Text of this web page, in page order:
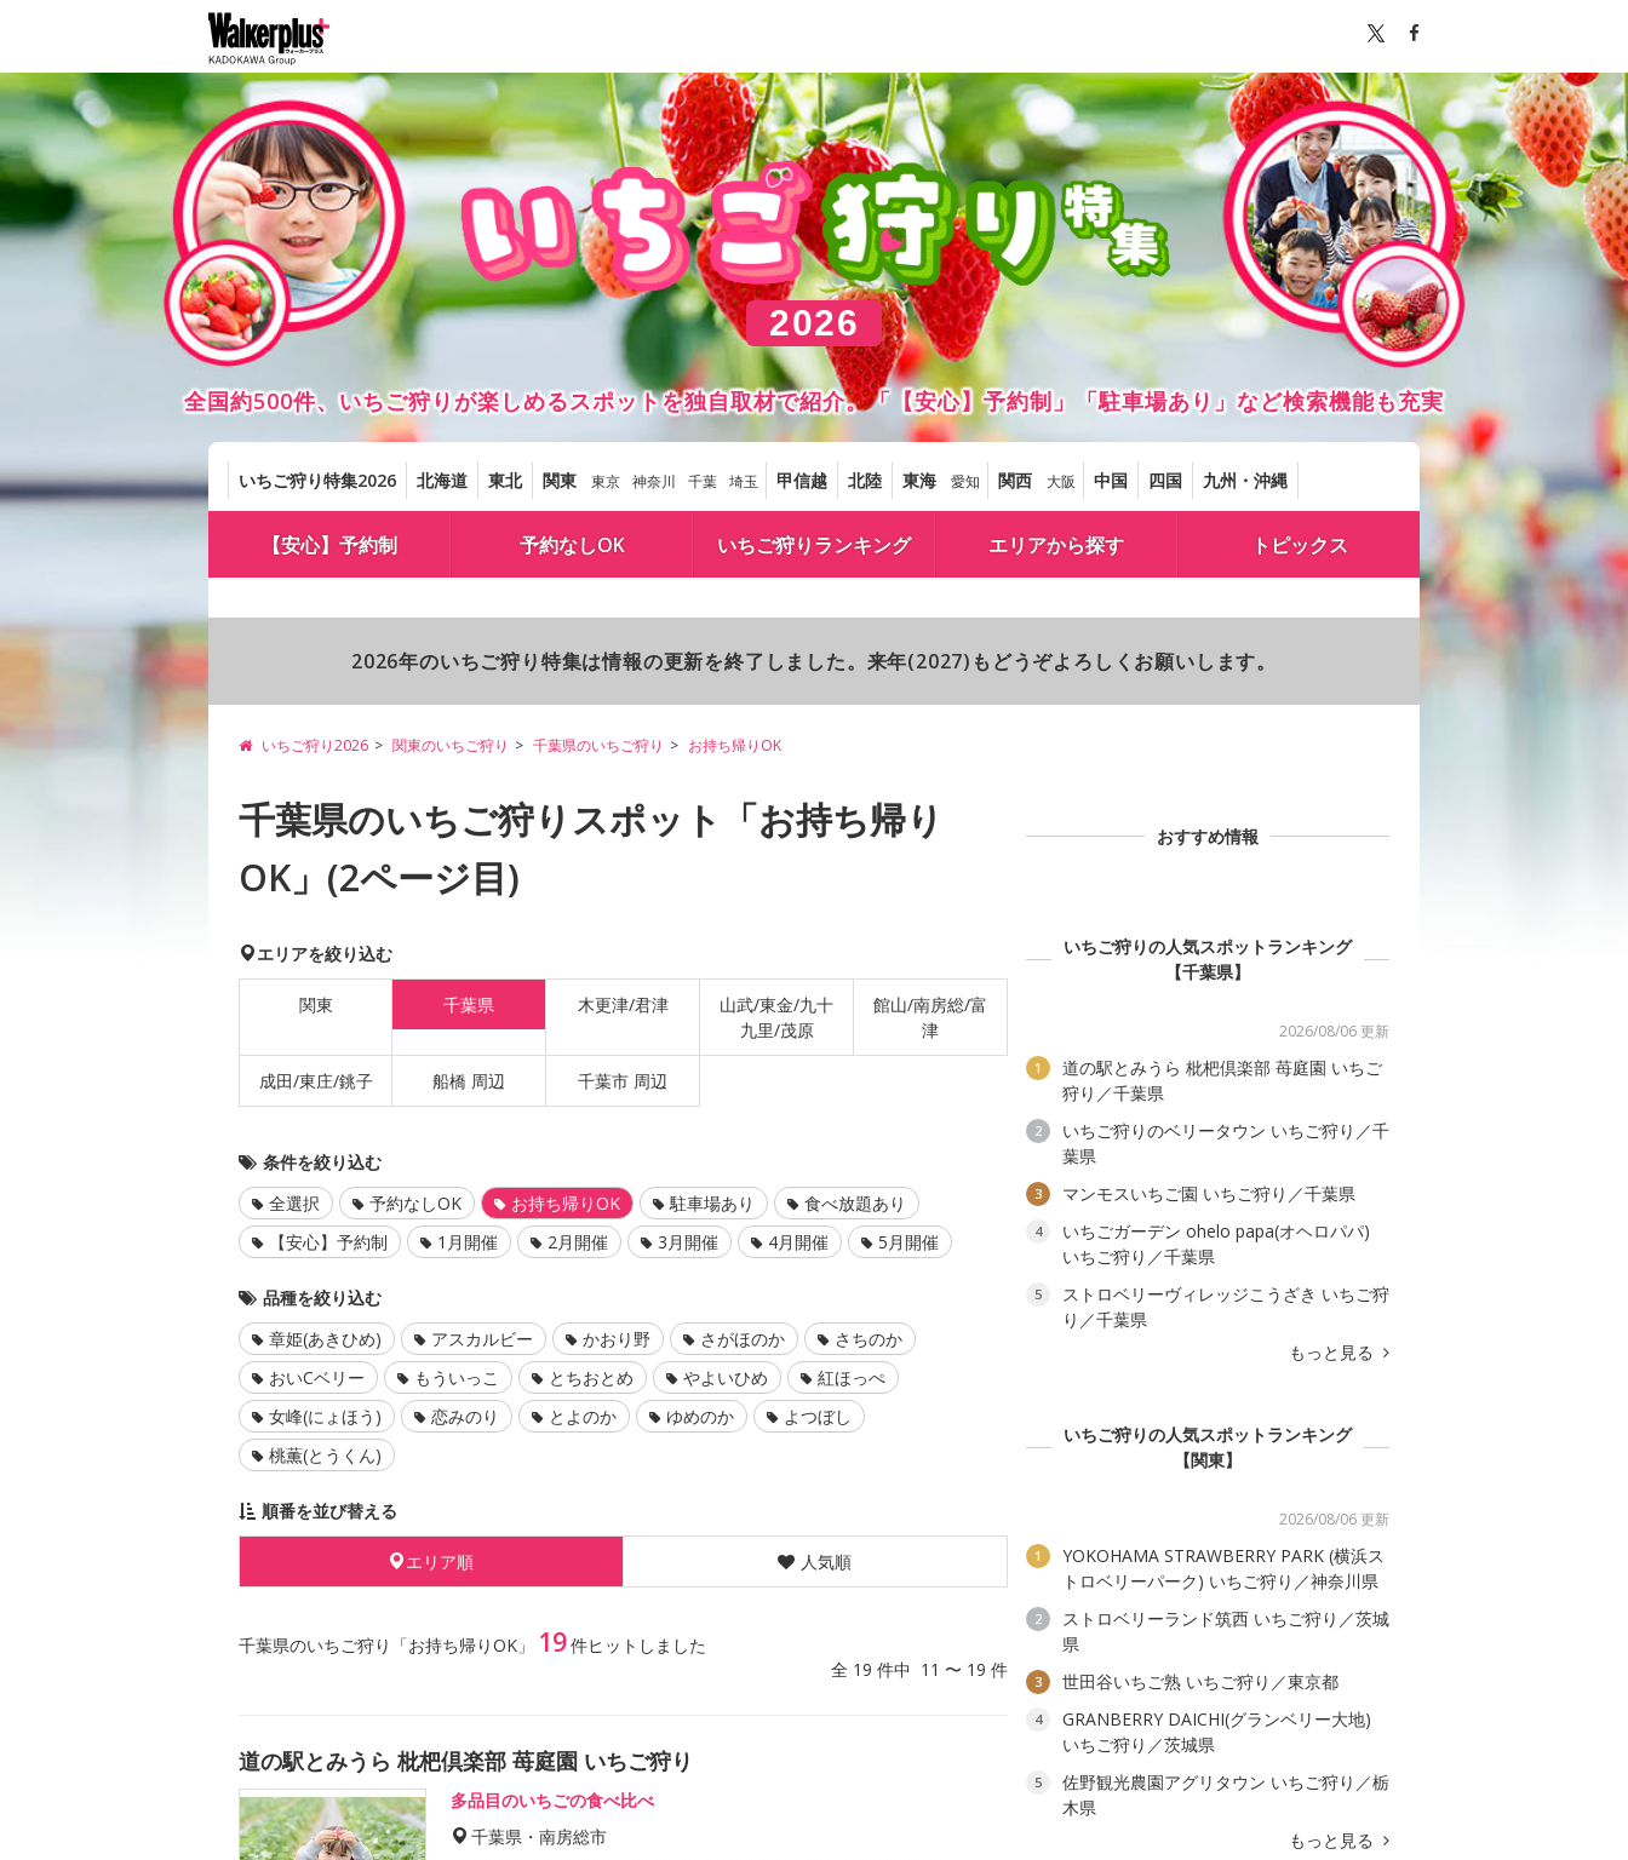
2026
全国約500件、いちご狩りが楽しめるスポットを独自取材で紹介。「【安心】予約制」「駐車場あり」など検索機能も充実
いちご狩り特集2026 北海道 東北 関東 東京 神奈川 千葉 埼玉 甲信越 北陸 東海 愛知 関西 大阪 中国 四国 九州・沖縄
【安心】予約制 予約なしOK いちご狩りランキング エリアから探す トピックス
2026年のいちご狩り特集は情報の更新を終了しました。来年(2027)もどうぞよろしくお願いします。
いちご狩り2026 関東のいちご狩り 千葉県のいちご狩り お持ち帰りOK
千葉県のいちご狩りスポット「お持ち帰り
OK」(2ページ目)
エリアを絞り込む
関東 千葉県 木更津/君津
山武/東金/九十
九里/茂原
館山/南房総/富
津
成田/東庄/銚子 船橋 周辺 千葉市 周辺
条件を絞り込む
全選択
予約なしOK お持ち帰りOK 駐車場あり
食べ放題あり
【安心】予約制
1月開催 2月開催 3月開催 4月開催 5月開催
品種を絞り込む
章姫(あきひめ)
アスカルビー かおり野 さがほのか
さちのか
おいCベリー
もういっこ とちおとめ やよいひめ
紅ほっぺ
女峰(にょほう)
恋みのり とよのか ゆめのか
よつぼし
桃薫(とうくん)
順番を並び替える
エリア順 人気順
千葉県のいちご狩り「お持ち帰りOK」 19件ヒットしました
全 19 件中 11 〜 19 件
道の駅とみうら 枇杷倶楽部 苺庭園 いちご狩り
多品目のいちごの食べ比べ
千葉県・南房総市
おすすめ情報
いちご狩りの人気スポットランキング
【千葉県】
2026/08/06 更新
1
道の駅とみうら 枇杷倶楽部 苺庭園 いちご
狩り／千葉県
2
いちご狩りのベリータウン いちご狩り／千
葉県
3 マンモスいちご園 いちご狩り／千葉県
4
いちごガーデン ohelo papa(オヘロパパ)
いちご狩り／千葉県
5
ストロベリーヴィレッジこうざき いちご狩
り／千葉県
もっと見る
いちご狩りの人気スポットランキング
【関東】
2026/08/06 更新
1
YOKOHAMA STRAWBERRY PARK (横浜ス
トロベリーパーク) いちご狩り／神奈川県
2
ストロベリーランド筑西 いちご狩り／茨城
県
3 世田谷いちご熟 いちご狩り／東京都
4
GRANBERRY DAICHI(グランベリー大地)
いちご狩り／茨城県
5
佐野観光農園アグリタウン いちご狩り／栃
木県
もっと見る